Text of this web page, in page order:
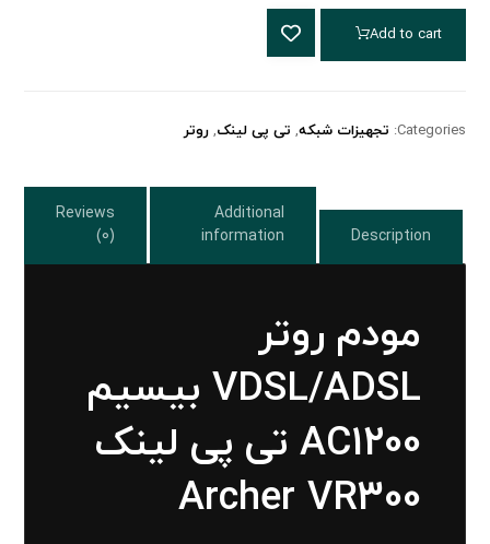
Add to cart
Categories: تجهیزات شبکه, تی پی لینک,روتر
Description
Additional
information
Reviews
(0)
مودم روتر
VDSL/ADSL بیسیم
AC1200 تی پی لینک
Archer VR300